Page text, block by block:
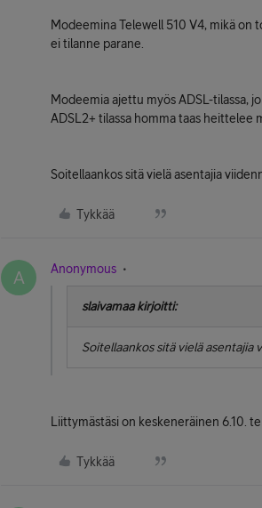
Modeemina Telewell 510 V4, mikä
ei tilanne parane.
Modeemia ajettu myös ADSL-tilassa,
ADSL2+ tilassa homma taas heittelee
Soitellaankos sitä vielä asentajia
Tykkää
A Anonymous
slaivamaa kirjoitti:
Soitellaankos sitä vielä asentajia
Liittymästäsi on keskeneräinen 6.10.
Tykkää